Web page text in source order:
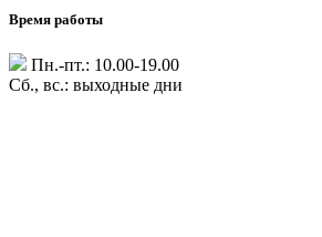
Время работы
Пн.-пт.: 10.00-19.00
Сб., вс.: выходные дни